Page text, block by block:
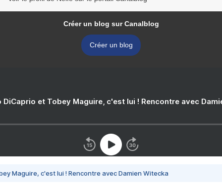
Créer un blog sur Canalblog
Créer un blog
DiCaprio et Tobey Maguire, c'est lui ! Rencontre avec
Maguire, c'est lui ! Rencontre avec Damien Witecka